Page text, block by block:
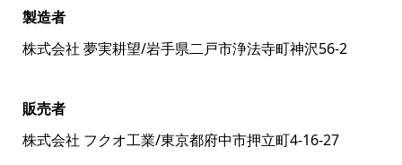
製造者
株式会社 夢実耕望/岩手県二戸市浄法寺町神沢56-2
販売者
株式会社 フクオ工業/東京都府中市押立町4-16-27